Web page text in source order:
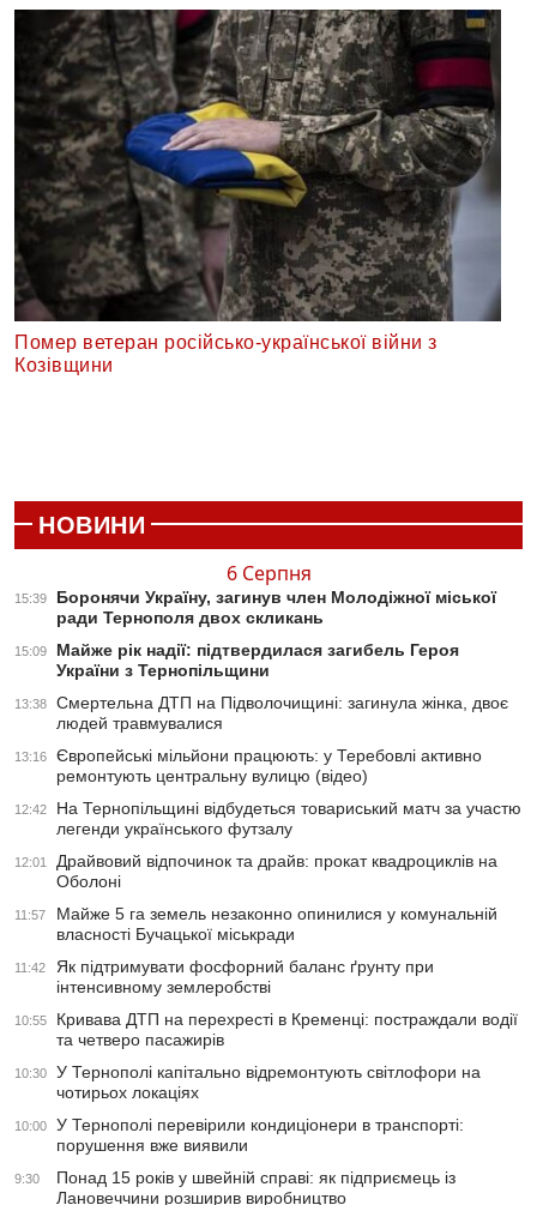
Помер ветеран російсько-української війни з
Козівщини
НОВИНИ
6 Серпня
15:39
Боронячи Україну, загинув член Молодіжної міської
ради Тернополя двох скликань
15:09
Майже рік надії: підтвердилася загибель Героя
України з Тернопільщини
13:38
Смертельна ДТП на Підволочищині: загинула жінка, двоє
людей травмувалися
13:16
Європейські мільйони працюють: у Теребовлі активно
ремонтують центральну вулицю (відео)
12:42
На Тернопільщині відбудеться товариський матч за участю
легенди українського футзалу
12:01
Драйвовий відпочинок та драйв: прокат квадроциклів на
Оболоні
11:57
Майже 5 га земель незаконно опинилися у комунальній
власності Бучацької міськради
11:42
Як підтримувати фосфорний баланс ґрунту при
інтенсивному землеробстві
10:55
Кривава ДТП на перехресті в Кременці: постраждали водії
та четверо пасажирів
10:30
У Тернополі капітально відремонтують світлофори на
чотирьох локаціях
10:00
У Тернополі перевірили кондиціонери в транспорті:
порушення вже виявили
9:30
Понад 15 років у швейній справі: як підприємець із
Лановеччини розширив виробництво